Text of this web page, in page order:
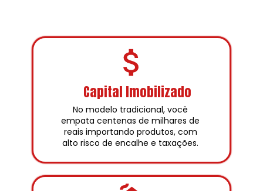
Capital Imobilizado
No modelo tradicional, você
empata centenas de milhares de
reais importando produtos, com
alto risco de encalhe e taxações.